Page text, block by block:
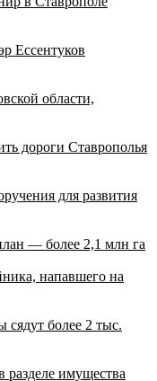
Ессентуков
области,
дороги Ставрополья
для развития
— более 2,1 млн га
напавшего на
сядут более 2 тыс.
имущества